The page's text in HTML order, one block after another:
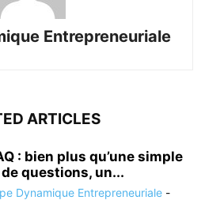
Entrepreneuriale
ARTICLES
: bien plus qu’une simple
questions, un...
Dynamique Entrepreneuriale -